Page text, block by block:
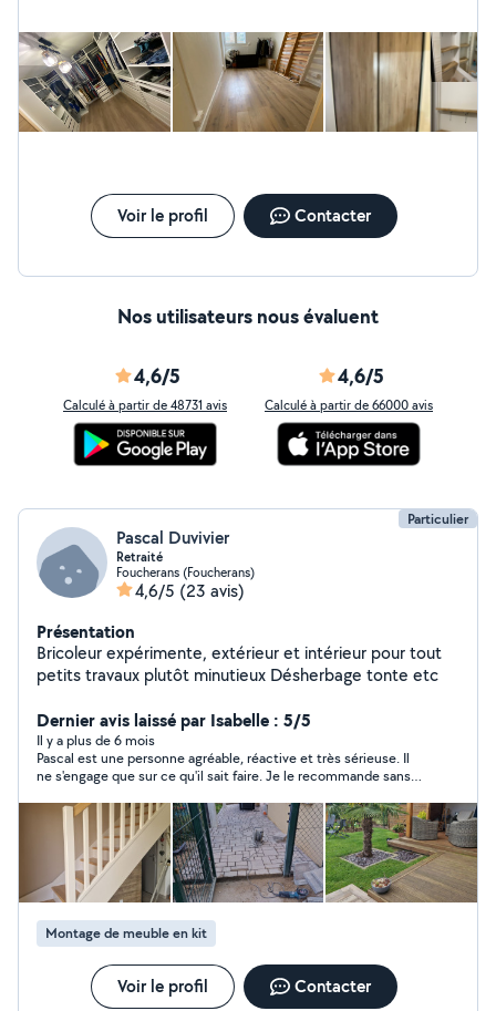
Voir le profil Contacter
Nos utilisateurs nous évaluent
4,6/5
Calculé à partir de 48731 avis
4,6/5
Calculé à partir de 66000 avis
Particulier
Pascal Duvivier
Retraité
Foucherans (Foucherans)
4,6/5 (23 avis)
Présentation
Bricoleur expérimente, extérieur et intérieur pour tout
petits travaux plutôt minutieux Désherbage tonte etc
Dernier avis laissé par Isabelle : 5/5
Il y a plus de 6 mois
Pascal est une personne agréable, réactive et très sérieuse. Il
ne s'engage que sur ce qu'il sait faire. Je le recommande sans
Montage de meuble en kit
Voir le profil Contacter